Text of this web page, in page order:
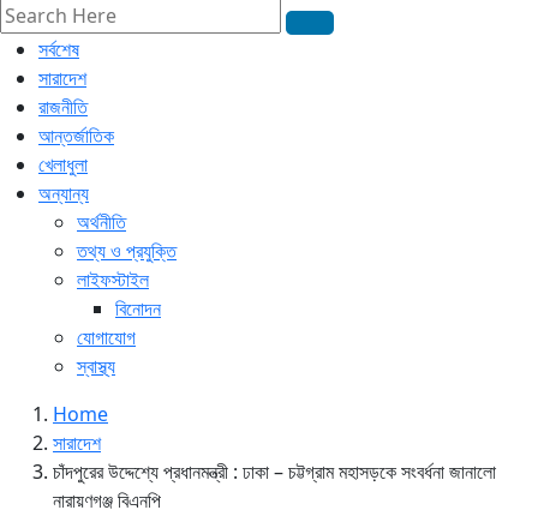
সর্বশেষ
সারাদেশ
রাজনীতি
আন্তর্জাতিক
খেলাধুলা
অন্যান্য
অর্থনীতি
তথ্য ও প্রযুক্তি
লাইফস্টাইল
বিনোদন
যোগাযোগ
স্বাস্থ্য
Home
সারাদেশ
চাঁদপুরের উদ্দেশ্যে প্রধানমন্ত্রী : ঢাকা – চট্টগ্রাম মহাসড়কে সংবর্ধনা জানালো
নারায়ণগঞ্জ বিএনপি